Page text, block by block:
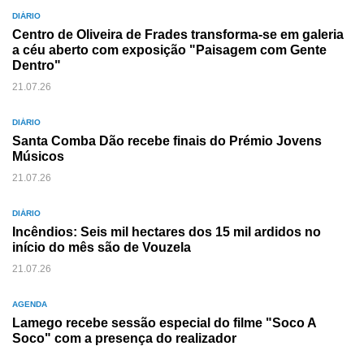
DIÁRIO
Centro de Oliveira de Frades transforma-se em galeria
a céu aberto com exposição "Paisagem com Gente
Dentro"
21.07.26
DIÁRIO
Santa Comba Dão recebe finais do Prémio Jovens
Músicos
21.07.26
DIÁRIO
Incêndios: Seis mil hectares dos 15 mil ardidos no
início do mês são de Vouzela
21.07.26
AGENDA
Lamego recebe sessão especial do filme "Soco A
Soco" com a presença do realizador